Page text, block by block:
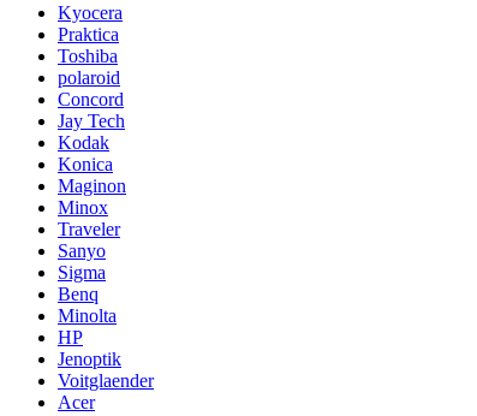
Kyocera
Praktica
Toshiba
polaroid
Concord
Jay Tech
Kodak
Konica
Maginon
Minox
Traveler
Sanyo
Sigma
Benq
Minolta
HP
Jenoptik
Voitglaender
Acer